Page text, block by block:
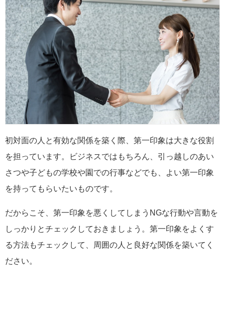
初対面の人と有効な関係を築く際、第一印象は大きな役割
を担っています。ビジネスではもちろん、引っ越しのあい
さつや子どもの学校や園での行事などでも、よい第一印象
を持ってもらいたいものです。
だからこそ、第一印象を悪くしてしまうNGな行動や言動を
しっかりとチェックしておきましょう。第一印象をよくす
る方法もチェックして、周囲の人と良好な関係を築いてく
ださい。